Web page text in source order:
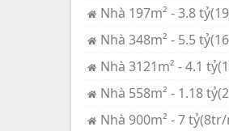
Nhà 197m² - 3.8
Nhà 348m² - 5.5
Nhà 3121m² - 4.1
Nhà 558m² - 1.18
Nhà 900m² - 7